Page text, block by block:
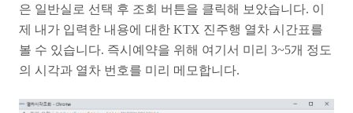
은 일반실로 선택 후 조회 버튼을 클릭해 보았습니다. 이
제 내가 입력한 내용에 대한 KTX 진주행 열차 시간표를
볼 수 있습니다. 즉시예약을 위해 여기서 미리 3~5개 정도
의 시각과 열차 번호를 미리 메모합니다.